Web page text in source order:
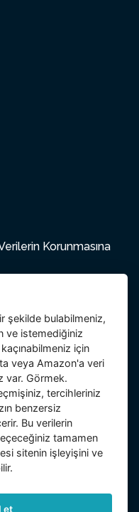
Korunmasına
Sicilinde C bölümü,
Kimlik Numarası (IČ)
CZ26150808 ile
şekilde bulabilmeniz,
ve istemediğiniz
için
veya Amazon'a veri
var. Görmek.
tercihleriniz
benzersiz
Bu verilerin
tamamen
sitenin işleyişini ve
et